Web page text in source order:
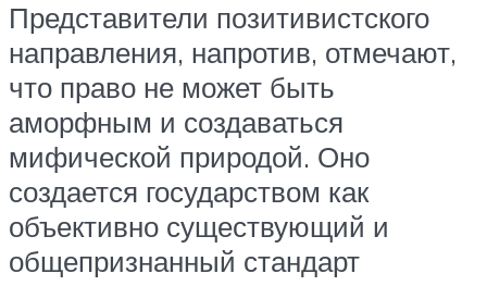
Представители позитивистского
направления, напротив, отмечают,
что право не может быть
аморфным и создаваться
мифической природой. Оно
создается государством как
объективно существующий и
общепризнанный стандарт